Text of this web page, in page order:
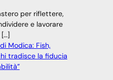
per riflettere,
e lavorare
Modica: Fish,
tradisce la fiducia